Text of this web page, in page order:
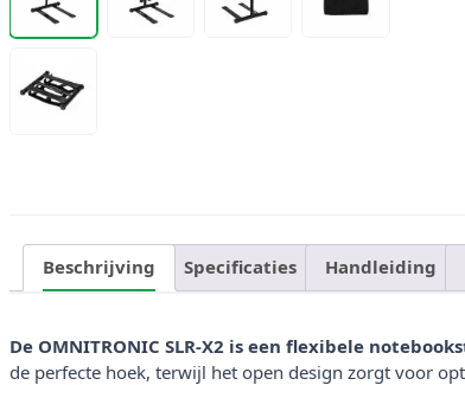
Beschrijving Specificaties Handleiding
De OMNITRONIC SLR-X2 is een flexibele
de perfecte hoek, terwijl het open design zorgt voor